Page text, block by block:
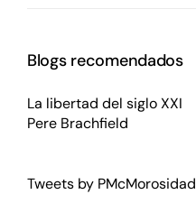
Blogs recomendados
La libertad del siglo XXI
Pere Brachfield
Tweets by PMcMorosidad